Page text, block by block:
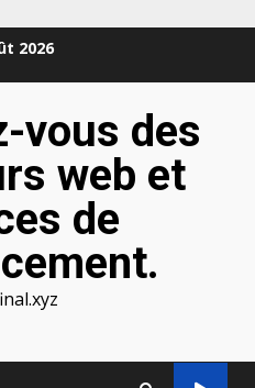
2026
vous des
web et
de